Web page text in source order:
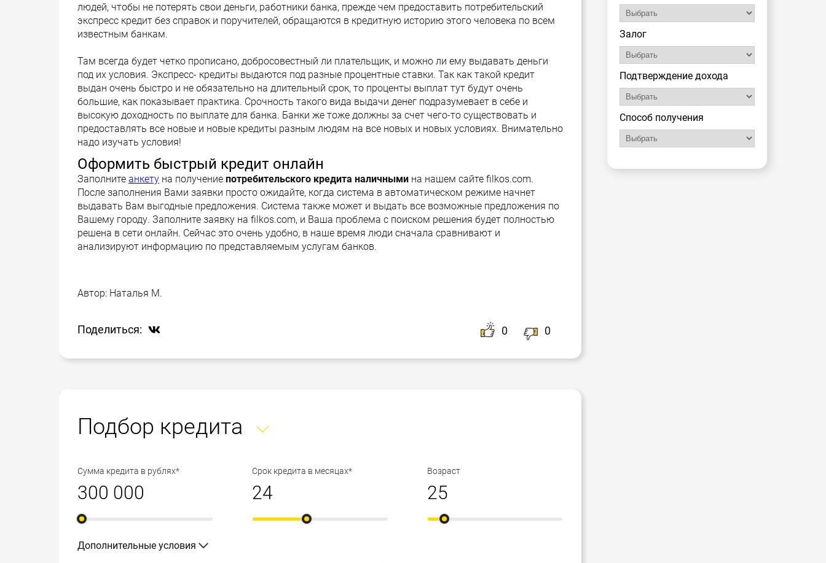
людей, чтобы не потерять свои деньги, работники банка, прежде чем предоставить потребительский
экспресс кредит без справок и поручителей, обращаются в кредитную историю этого человека по всем
известным банкам.
Там всегда будет четко прописано, добросовестный ли плательщик, и можно ли ему выдавать деньги
под их условия. Экспресс- кредиты выдаются под разные процентные ставки. Так как такой кредит
выдан очень быстро и не обязательно на длительный срок, то проценты выплат тут будут очень
большие, как показывает практика. Срочность такого вида выдачи денег подразумевает в себе и
высокую доходность по выплате для банка. Банки же тоже должны за счет чего-то существовать и
предоставлять все новые и новые кредиты разным людям на все новых и новых условиях. Внимательно
надо изучать условия!
Оформить быстрый кредит онлайн
Заполните анкету на получение потребительского кредита наличными на нашем сайте filkos.com.
После заполнения Вами заявки просто ожидайте, когда система в автоматическом режиме начнет
выдавать Вам выгодные предложения. Система также может и выдать все возможные предложения по
Вашему городу. Заполните заявку на filkos.com, и Ваша проблема с поиском решения будет полностью
решена в сети онлайн. Сейчас это очень удобно, в наше время люди сначала сравнивают и
анализируют информацию по представляемым услугам банков.
Автор: Наталья М.
Поделиться: 0 0
Подбор кредита
Сумма кредита в рублях* Срок кредита в месяцах* Возраст
Дополнительные условия
Залог
Подтверждение дохода
Способ получения